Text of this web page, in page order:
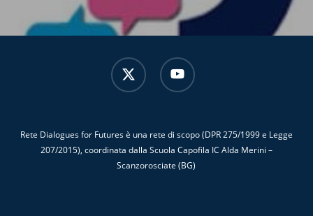
x-
twitter
youtube
Rete Dialogues for Futures è una rete di scopo (DPR 275/1999 e Legge
207/2015), coordinata dalla Scuola Capofila IC Alda Merini –
Scanzorosciate (BG)